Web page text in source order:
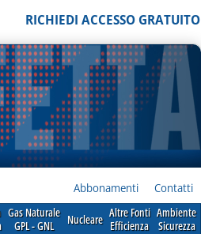
RICHIEDI ACCESSO GRATUITO
Abbonamenti Contatti
Gas Naturale
GPL - GNL
Nucleare Altre Fonti
Efficienza
Ambiente
Sicurezza